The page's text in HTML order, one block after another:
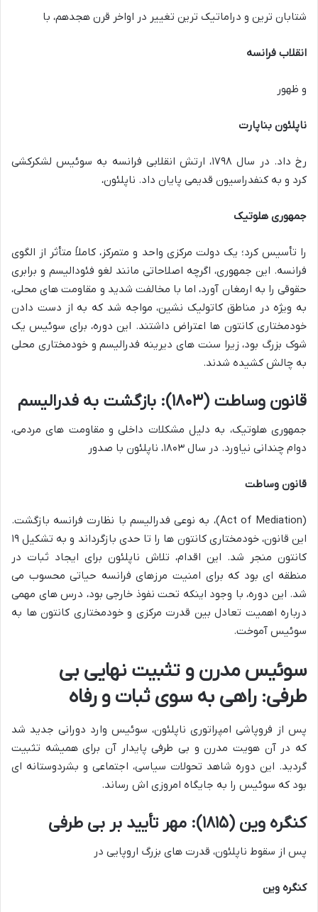
شتابان ترین و دراماتیک ترین تغییر در اواخر قرن هجدهم، با
انقلاب فرانسه
و ظهور
ناپلئون بناپارت
رخ داد. در سال ۱۷۹۸، ارتش انقلابی فرانسه به سوئیس لشکرکشی
کرد و به کنفدراسیون قدیمی پایان داد. ناپلئون،
جمهوری هلوتیک
را تأسیس کرد؛ یک دولت مرکزی واحد و متمرکز، کاملاً متأثر از الگوی
فرانسه. این جمهوری، اگرچه اصلاحاتی مانند لغو فئودالیسم و برابری
حقوقی را به ارمغان آورد، اما با مخالفت شدید و مقاومت های محلی،
به ویژه در مناطق کاتولیک نشین، مواجه شد که به از دست دادن
خودمختاری کانتون ها اعتراض داشتند. این دوره، برای سوئیس یک
شوک بزرگ بود، زیرا سنت های دیرینه فدرالیسم و خودمختاری محلی
به چالش کشیده شدند.
قانون وساطت (۱۸۰۳): بازگشت به فدرالیسم
جمهوری هلوتیک، به دلیل مشکلات داخلی و مقاومت های مردمی،
دوام چندانی نیاورد. در سال ۱۸۰۳، ناپلئون با صدور
قانون وساطت
(Act of Mediation)، به نوعی فدرالیسم با نظارت فرانسه بازگشت.
این قانون، خودمختاری کانتون ها را تا حدی بازگرداند و به تشکیل ۱۹
کانتون منجر شد. این اقدام، تلاش ناپلئون برای ایجاد ثبات در
منطقه ای بود که برای امنیت مرزهای فرانسه حیاتی محسوب می
شد. این دوره، با وجود اینکه تحت نفوذ خارجی بود، درس های مهمی
درباره اهمیت تعادل بین قدرت مرکزی و خودمختاری کانتون ها به
سوئیس آموخت.
سوئیس مدرن و تثبیت نهایی بی
طرفی: راهی به سوی ثبات و رفاه
پس از فروپاشی امپراتوری ناپلئون، سوئیس وارد دورانی جدید شد
که در آن هویت مدرن و بی طرفی پایدار آن برای همیشه تثبیت
گردید. این دوره شاهد تحولات سیاسی، اجتماعی و بشردوستانه ای
بود که سوئیس را به جایگاه امروزی اش رساند.
کنگره وین (۱۸۱۵): مهر تأیید بر بی طرفی
پس از سقوط ناپلئون، قدرت های بزرگ اروپایی در
کنگره وین